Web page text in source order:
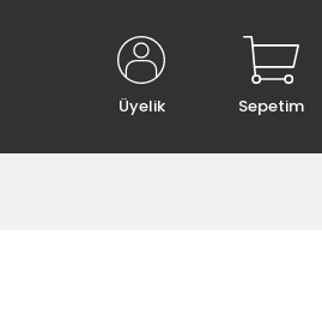
Üyelik Sepetim